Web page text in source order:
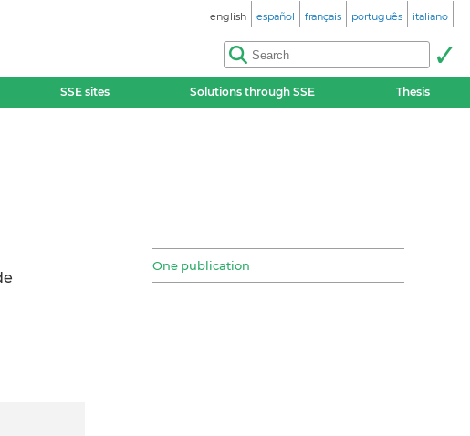
english español français português italiano
SSE sites Solutions through SSE Thesis
One publication